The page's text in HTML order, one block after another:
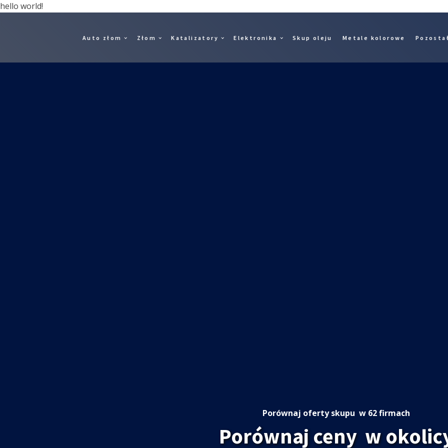
hello world!
Auto złom Złom Katalizatory Elektronika Skup oleju Metale kolorowe
Porównaj oferty skupu w 62 firmach
Porównaj ceny w